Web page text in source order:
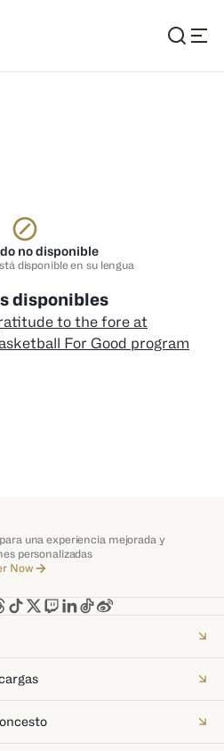
no disponible
disponible en su lengua
disponibles
to the fore at
For Good program
una experiencia mejorada y
personalizadas
Now